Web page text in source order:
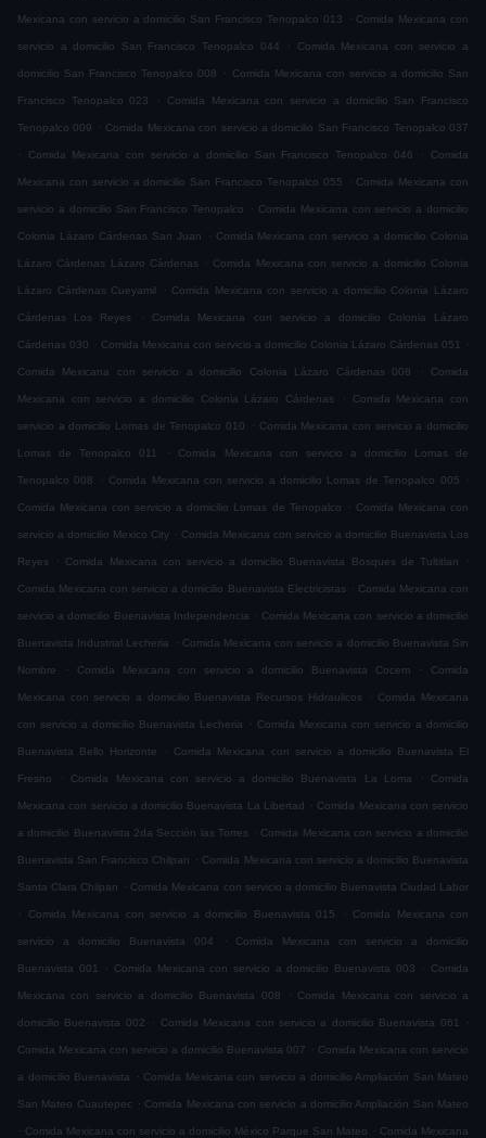
Mexicana con servicio a domicilio San Francisco Tenopalco 013 . Comida Mexicana con
servicio a domicilio San Francisco Tenopalco 044 . Comida Mexicana con servicio a
domicilio San Francisco Tenopalco 008 . Comida Mexicana con servicio a domicilio San
Francisco Tenopalco 023 . Comida Mexicana con servicio a domicilio San Francisco
Tenopalco 009 . Comida Mexicana con servicio a domicilio San Francisco Tenopalco 037
.
Comida Mexicana con servicio a domicilio San Francisco Tenopalco 046 . Comida
Mexicana con servicio a domicilio San Francisco Tenopalco 055 . Comida Mexicana con
servicio a domicilio San Francisco Tenopalco . Comida Mexicana con servicio a domicilio
Colonia Lázaro Cárdenas San Juan . Comida Mexicana con servicio a domicilio Colonia
Lázaro Cárdenas Lázaro Cárdenas . Comida Mexicana con servicio a domicilio Colonia
Lázaro Cárdenas Cueyamil . Comida Mexicana con servicio a domicilio Colonia Lázaro
Cárdenas Los Reyes . Comida Mexicana con servicio a domicilio Colonia Lázaro
Cárdenas 030 . Comida Mexicana con servicio a domicilio Colonia Lázaro Cárdenas 051 .
Comida Mexicana con servicio a domicilio Colonia Lázaro Cárdenas 008 . Comida
Mexicana con servicio a domicilio Colonia Lázaro Cárdenas . Comida Mexicana con
servicio a domicilio Lomas de Tenopalco 010 . Comida Mexicana con servicio a domicilio
Lomas de Tenopalco 011 . Comida Mexicana con servicio a domicilio Lomas de
Tenopalco 008 . Comida Mexicana con servicio a domicilio Lomas de Tenopalco 005 .
Comida Mexicana con servicio a domicilio Lomas de Tenopalco . Comida Mexicana con
servicio a domicilio Mexico City . Comida Mexicana con servicio a domicilio Buenavista Los
Reyes . Comida Mexicana con servicio a domicilio Buenavista Bosques de Tultitlan .
Comida Mexicana con servicio a domicilio Buenavista Electricistas . Comida Mexicana con
servicio a domicilio Buenavista Independencia . Comida Mexicana con servicio a domicilio
Buenavista Industrial Lecheria . Comida Mexicana con servicio a domicilio Buenavista Sin
Nombre . Comida Mexicana con servicio a domicilio Buenavista Cocem . Comida
Mexicana con servicio a domicilio Buenavista Recursos Hidraulicos . Comida Mexicana
con servicio a domicilio Buenavista Lecheria . Comida Mexicana con servicio a domicilio
Buenavista Bello Horizonte . Comida Mexicana con servicio a domicilio Buenavista El
Fresno . Comida Mexicana con servicio a domicilio Buenavista La Loma . Comida
Mexicana con servicio a domicilio Buenavista La Libertad . Comida Mexicana con servicio
a domicilio Buenavista 2da Sección las Torres . Comida Mexicana con servicio a domicilio
Buenavista San Francisco Chilpan . Comida Mexicana con servicio a domicilio Buenavista
Santa Clara Chilpan . Comida Mexicana con servicio a domicilio Buenavista Ciudad Labor
.
Comida Mexicana con servicio a domicilio Buenavista 015 . Comida Mexicana con
servicio a domicilio Buenavista 004 . Comida Mexicana con servicio a domicilio
Buenavista 001 . Comida Mexicana con servicio a domicilio Buenavista 003 . Comida
Mexicana con servicio a domicilio Buenavista 008 . Comida Mexicana con servicio a
domicilio Buenavista 002 . Comida Mexicana con servicio a domicilio Buenavista 061 .
Comida Mexicana con servicio a domicilio Buenavista 007 . Comida Mexicana con servicio
a domicilio Buenavista . Comida Mexicana con servicio a domicilio Ampliación San Mateo
San Mateo Cuautepec . Comida Mexicana con servicio a domicilio Ampliación San Mateo
. Comida Mexicana con servicio a domicilio México Parque San Mateo . Comida Mexicana